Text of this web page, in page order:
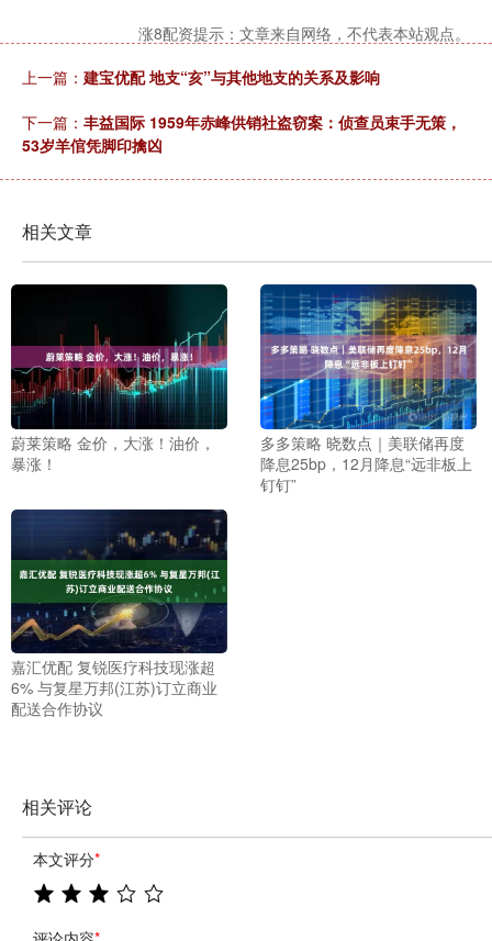
涨8配资提示：文章来自网络，不代表本站观点。
上一篇： 建宝优配 地支“亥”与其他地支的关系及影响
下一篇： 丰益国际 1959年赤峰供销社盗窃案：侦查员束手无策，
53岁羊倌凭脚印擒凶
相关文章
蔚莱策略 金价，大涨！油价，
暴涨！
多多策略 晓数点｜美联储再度
降息25bp，12月降息“远非板上
钉钉”
嘉汇优配 复锐医疗科技现涨超
6% 与复星万邦(江苏)订立商业
配送合作协议
相关评论
本文评分*